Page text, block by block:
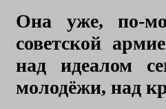
Она уже, по-
советской
над идеалом
молодёжи, над